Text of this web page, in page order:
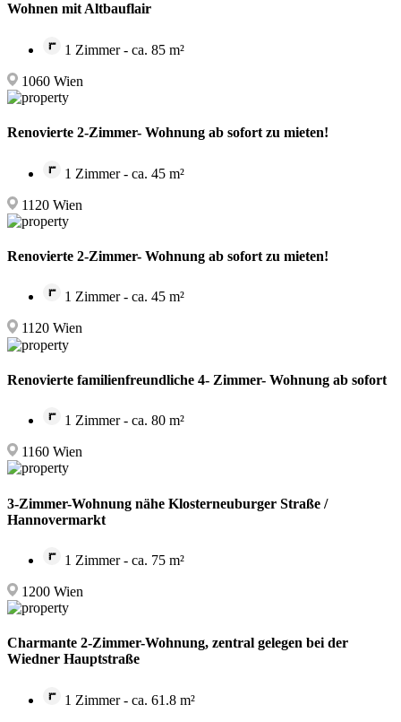
Wohnen mit Altbauflair
1 Zimmer - ca. 85 m²
1060 Wien
Renovierte 2-Zimmer- Wohnung ab sofort zu mieten!
1 Zimmer - ca. 45 m²
1120 Wien
Renovierte 2-Zimmer- Wohnung ab sofort zu mieten!
1 Zimmer - ca. 45 m²
1120 Wien
Renovierte familienfreundliche 4- Zimmer- Wohnung ab sofort
1 Zimmer - ca. 80 m²
1160 Wien
3-Zimmer-Wohnung nähe Klosterneuburger Straße /
Hannovermarkt
1 Zimmer - ca. 75 m²
1200 Wien
Charmante 2-Zimmer-Wohnung, zentral gelegen bei der
Wiedner Hauptstraße
1 Zimmer - ca. 61.8 m²